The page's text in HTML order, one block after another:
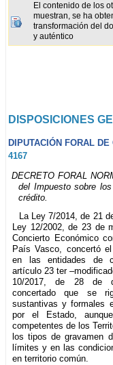
El contenido de los
muestran, se ha
transformación del
y auténtico
DISPOSICIONES
DIPUTACIÓN FORAL DE
4167
DECRETO FORAL
del Impuesto sobre
crédito.
La Ley 7/2014, de 21
Ley 12/2002, de 23 de
Concierto Económico
País Vasco, concertó
en las entidades de
artículo 23 ter
10/2017, de 28 de
concertado que se
sustantivas y formales
por el Estado,
competentes de los
los tipos de gravamen
límites y en las
en territorio común.